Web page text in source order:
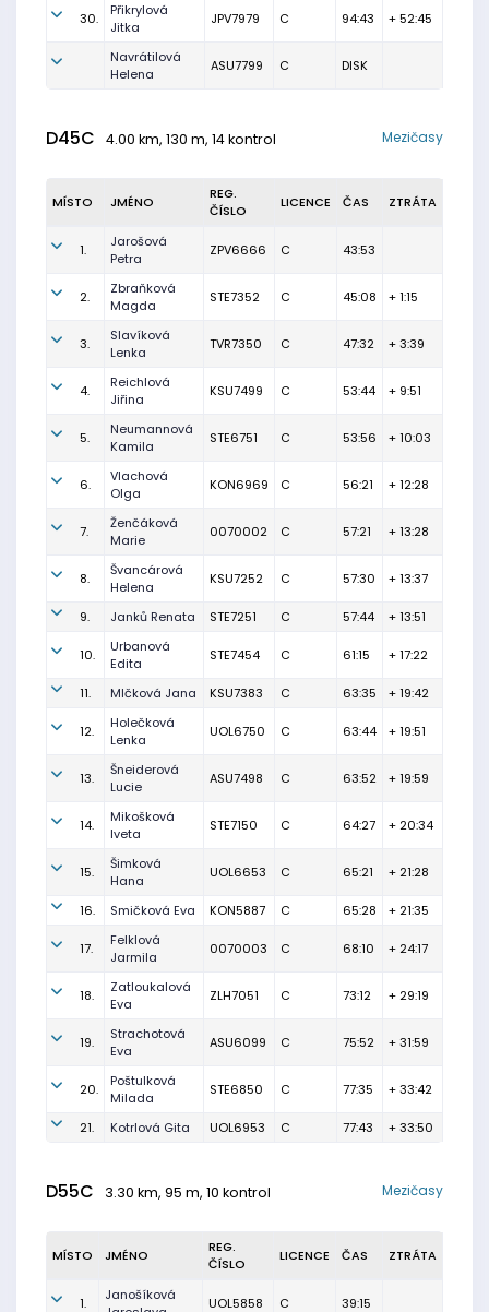
30.
Přikrylová
Jitka
JPV7979 C 94:43 + 52:45
Navrátilová
Helena
ASU7799 C DISK
D45C 4.00 km, 130 m, 14 kontrol Mezičasy
MÍSTO JMÉNO
REG.
ČÍSLO
LICENCE ČAS ZTRÁTA
1.
Jarošová
Petra
ZPV6666 C 43:53
2.
Zbraňková
Magda
STE7352 C 45:08 + 1:15
3.
Slavíková
Lenka
TVR7350 C 47:32 + 3:39
4.
Reichlová
Jiřina
KSU7499 C 53:44 + 9:51
5.
Neumannová
Kamila
STE6751 C 53:56 + 10:03
6.
Vlachová
Olga
KON6969 C 56:21 + 12:28
7.
Ženčáková
Marie
0070002 C 57:21 + 13:28
8.
Švancárová
Helena
KSU7252 C 57:30 + 13:37
9. Janků Renata STE7251 C 57:44 + 13:51
10.
Urbanová
Edita
STE7454 C 61:15 + 17:22
11. Mlčková Jana KSU7383 C 63:35 + 19:42
12.
Holečková
Lenka
UOL6750 C 63:44 + 19:51
13.
Šneiderová
Lucie
ASU7498 C 63:52 + 19:59
14.
Mikošková
Iveta
STE7150 C 64:27 + 20:34
15.
Šimková
Hana
UOL6653 C 65:21 + 21:28
16. Smičková Eva KON5887 C 65:28 + 21:35
17.
Felklová
Jarmila
0070003 C 68:10 + 24:17
18.
Zatloukalová
Eva
ZLH7051 C 73:12 + 29:19
19.
Strachotová
Eva
ASU6099 C 75:52 + 31:59
20.
Poštulková
Milada
STE6850 C 77:35 + 33:42
21. Kotrlová Gita UOL6953 C 77:43 + 33:50
D55C 3.30 km, 95 m, 10 kontrol Mezičasy
MÍSTO JMÉNO
REG.
ČÍSLO
LICENCE ČAS ZTRÁTA
1.
Janošíková
UOL5858 C 39:15